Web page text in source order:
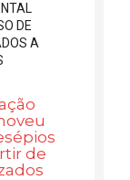
de